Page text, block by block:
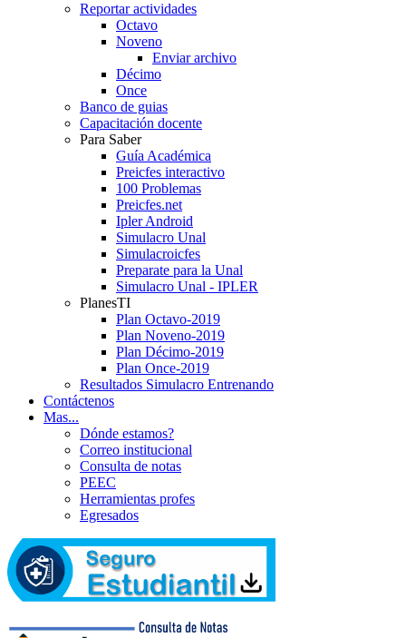
Reportar actividades
Octavo
Noveno
Enviar archivo
Décimo
Once
Banco de guias
Capacitación docente
Para Saber
Guía Académica
Preicfes interactivo
100 Problemas
Preicfes.net
Ipler Android
Simulacro Unal
Simulacroicfes
Preparate para la Unal
Simulacro Unal - IPLER
PlanesTI
Plan Octavo-2019
Plan Noveno-2019
Plan Décimo-2019
Plan Once-2019
Resultados Simulacro Entrenando
Contáctenos
Mas...
Dónde estamos?
Correo institucional
Consulta de notas
PEEC
Herramientas profes
Egresados